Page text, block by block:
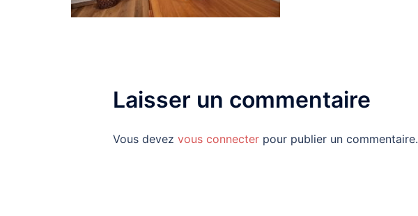
Laisser un commentaire
Vous devez vous connecter pour publier un commentaire.